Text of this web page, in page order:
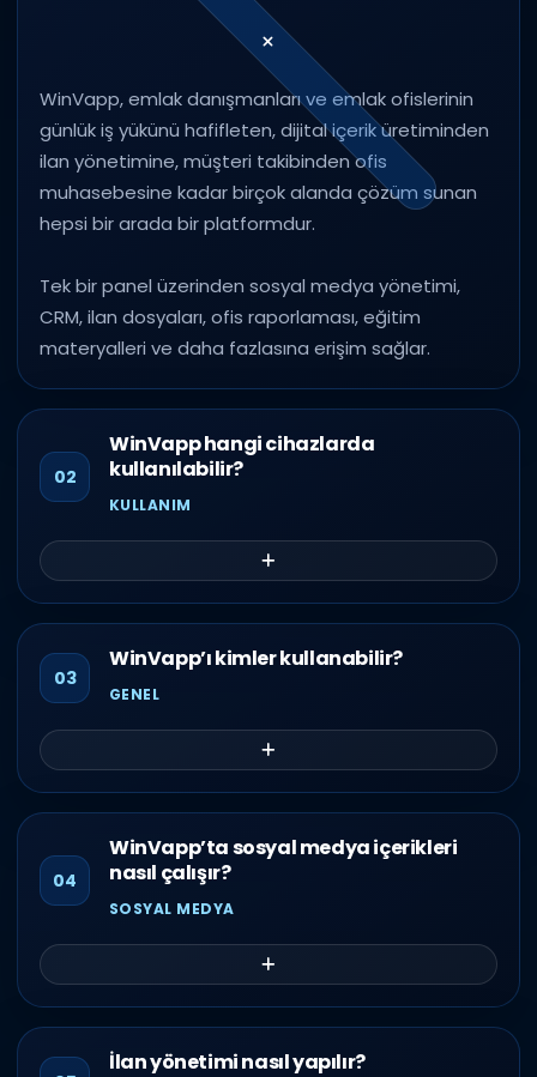
WinVapp, emlak danışmanları ve emlak ofislerinin
günlük iş yükünü hafifleten, dijital içerik üretiminden
ilan yönetimine, müşteri takibinden ofis
muhasebesine kadar birçok alanda çözüm sunan
hepsi bir arada bir platformdur.
Tek bir panel üzerinden sosyal medya yönetimi,
CRM, ilan dosyaları, ofis raporlaması, eğitim
materyalleri ve daha fazlasına erişim sağlar.
02
WinVapp hangi cihazlarda
kullanılabilir?
KULLANIM
03
WinVapp’ı kimler kullanabilir?
GENEL
04
WinVapp’ta sosyal medya içerikleri
nasıl çalışır?
SOSYAL MEDYA
İlan yönetimi nasıl yapılır?